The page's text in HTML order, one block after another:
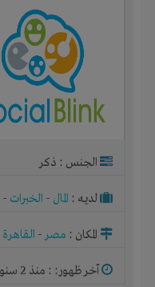
الجنس : ذكر
لديـه : المال - الخبرات -
المكان : مصر- القاهرة
آخر ظهور: : منذ 2 سنوات